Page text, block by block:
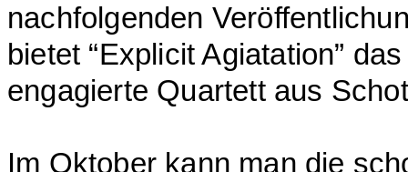
nachfolgenden
bietet “Explicit Agiatation”
engagierte Quartett aus
Im Oktober kann man die